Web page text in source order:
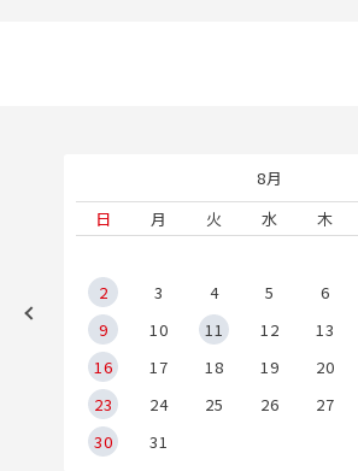
8月
日
月 火 水 木
2
3 4 5 6
9
10 11 12 13
16
17 18 19 20
23
24 25 26 27
30
31